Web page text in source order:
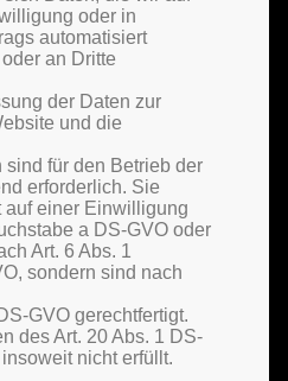
oder in
automatisiert
an Dritte
der Daten zur
und die
für den Betrieb der
erforderlich. Sie
auf einer Einwilligung
a DS-GVO oder
Art. 6 Abs. 1
sondern sind nach
GVO gerechtfertigt.
des Art. 20 Abs. 1 DS-
nicht erfüllt.